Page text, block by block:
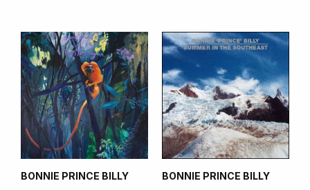
BONNIE PRINCE BILLY
BONNIE PRINCE BILLY